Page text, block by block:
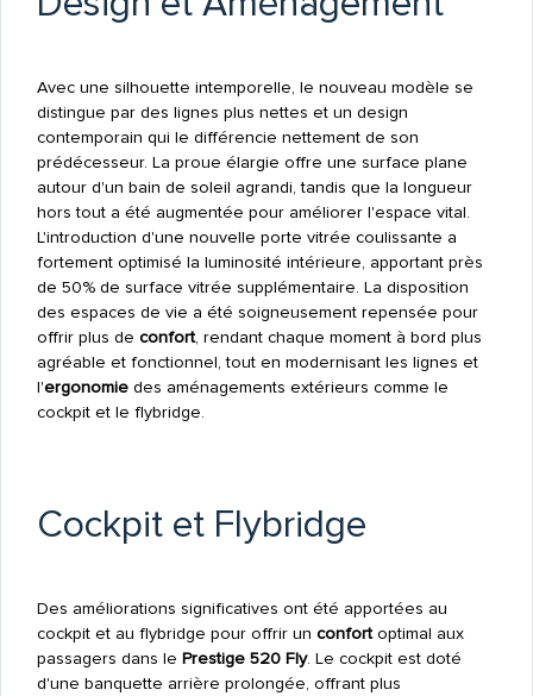
Avec une silhouette intemporelle, le nouveau modèle se
distingue par des lignes plus nettes et un design
contemporain qui le différencie nettement de son
prédécesseur. La proue élargie offre une surface plane
autour d'un bain de soleil agrandi, tandis que la longueur
hors tout a été augmentée pour améliorer l'espace vital.
L'introduction d'une nouvelle porte vitrée coulissante a
fortement optimisé la luminosité intérieure, apportant près
de 50% de surface vitrée supplémentaire. La disposition
des espaces de vie a été soigneusement repensée pour
offrir plus de confort, rendant chaque moment à bord plus
agréable et fonctionnel, tout en modernisant les lignes et
l'ergonomiedes aménagements extérieurs comme le
cockpit et le flybridge.
Cockpit et Flybridge
Des améliorations significatives ont été apportées au
cockpit et au flybridge pour offrir un confortoptimal aux
passagers dans le Prestige 520 Fly. Le cockpit est doté
d'une banquette arrière prolongée, offrant plus